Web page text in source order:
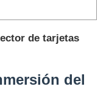
de tarjetas
del